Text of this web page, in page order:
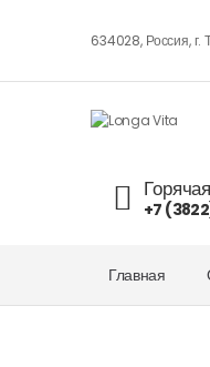
634028, Россия, г.
+7
Главная